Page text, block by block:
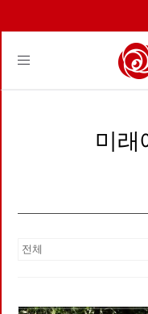
Toggle
미래